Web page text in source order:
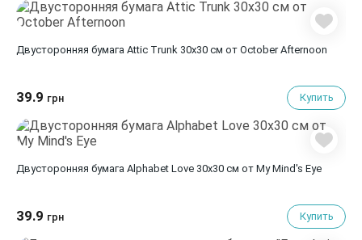
Двусторонняя бумага Attic Trunk 30х30 см от October Afternoon
39.9 грн Купить
Двусторонняя бумага Alphabet Love 30х30 см от My Mind's Eye
39.9 грн Купить